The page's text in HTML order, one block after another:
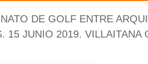
DE GOLF ENTRE
15 JUNIO 2019. VILLAITANA